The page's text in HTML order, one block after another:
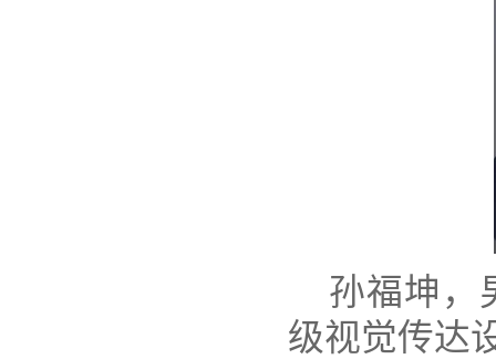
孙福坤，
级视觉传达